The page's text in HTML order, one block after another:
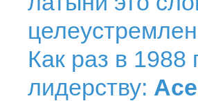
Как раз в 1988
лидерству: